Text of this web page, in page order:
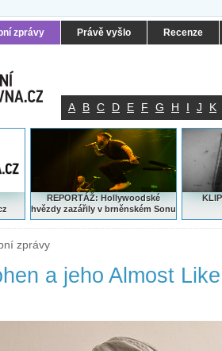
zprávy Právě vyšlo Recenze
A B C D E F G H I J K
REPORTÁŽ: Hollywoodské
hvězdy zazářily v brněnském Sonu
zprávy
a jeho Almost